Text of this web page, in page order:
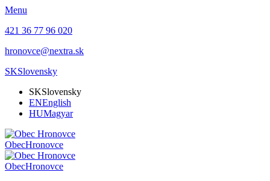
Menu
421 36 77 96 020
hronovce@nextra.sk
SKSlovensky
SKSlovensky
ENEnglish
HUMagyar
ObecHronovce
ObecHronovce